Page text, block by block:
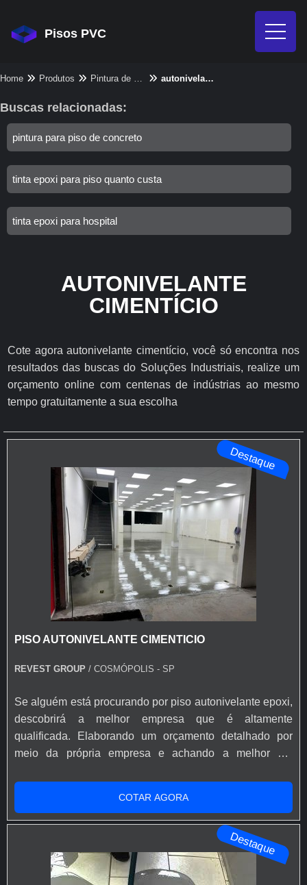
Pisos PVC
Home Produtos Pintura de piso - Categoria autonivelante cimentício
Buscas relacionadas:
pintura para piso de concreto
tinta epoxi para piso quanto custa
tinta epoxi para hospital
AUTONIVELANTE
CIMENTÍCIO
Cote agora autonivelante cimentício, você só encontra nos
resultados das buscas do Soluções Industriais, realize um
orçamento online com centenas de indústrias ao mesmo
tempo gratuitamente a sua escolha
Destaque
PISO AUTONIVELANTE CIMENTICIO
REVEST GROUP / COSMÓPOLIS - SP
Se alguém está procurando por piso autonivelante epoxi,
descobrirá a melhor empresa que é altamente
qualificada. Elaborando um orçamento detalhado por
meio da própria empresa e achando a melhor em
autonivelante epoxi, com a melhor mão de obra da
Revest Group obterá excelente custo-benefício com
atendimento para produtos em pequena escala.MAIS
INFORMAÇÕES RELEVANTES SOBRE PISO
AUTONIVEL...
COTAR AGORA
Destaque